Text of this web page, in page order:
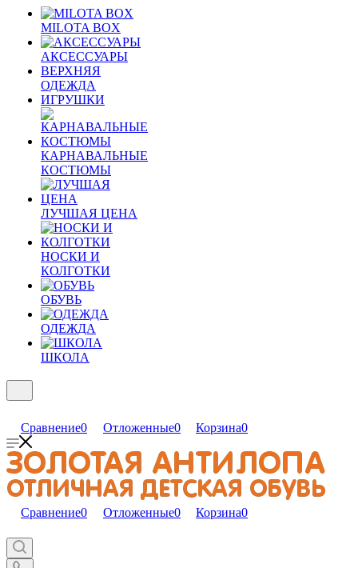
MILOTA BOX
АКСЕССУАРЫ
ВЕРХНЯЯ
ОДЕЖДА
ИГРУШКИ
КАРНАВАЛЬНЫЕ
КОСТЮМЫ
ЛУЧШАЯ ЦЕНА
НОСКИ И
КОЛГОТКИ
ОБУВЬ
ОДЕЖДА
ШКОЛА
Сравнение0 Отложенные0 Корзина0
Сравнение0 Отложенные0 Корзина0